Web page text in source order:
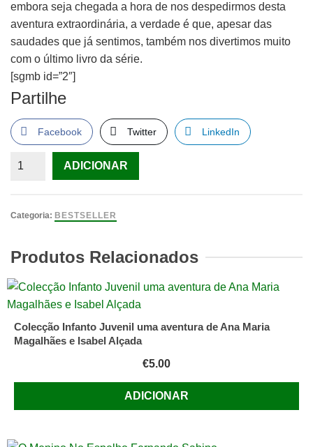
embora seja chegada a hora de nos despedirmos desta
aventura extraordinária, a verdade é que, apesar das
saudades que já sentimos, também nos divertimos muito
com o último livro da série.
[sgmb id=”2″]
Partilhe
Facebook Twitter LinkedIn
Quantidade
Crónicas
preço
por
livro
ADICIONAR
Categoria: BESTSELLER
Produtos Relacionados
Colecção Infanto Juvenil uma aventura de Ana Maria
Magalhães e Isabel Alçada
€5.00
ADICIONAR